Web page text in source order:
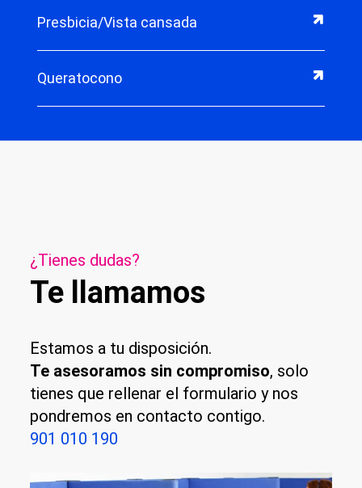
Presbicia/Vista cansada
Queratocono
¿Tienes dudas?
Te llamamos
Estamos a tu disposición.
Te asesoramos sin compromiso, solo
tienes que rellenar el formulario y nos
pondremos en contacto contigo.
901 010 190